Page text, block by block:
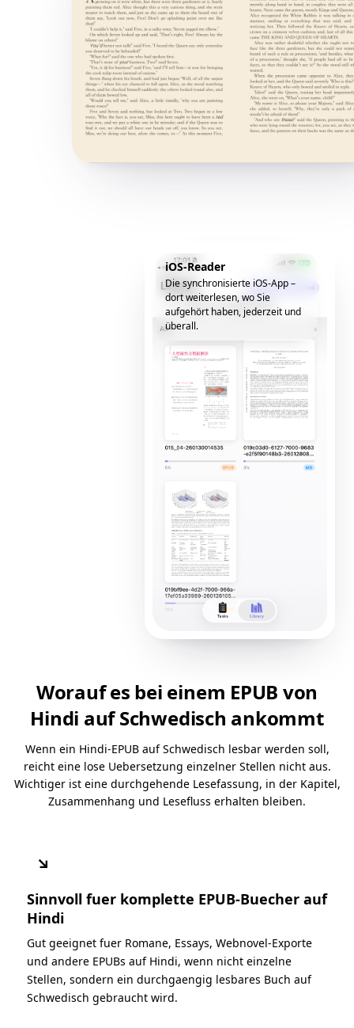
iOS-Reader
Die synchronisierte iOS-App –
dort weiterlesen, wo Sie
aufgehört haben, jederzeit und
überall.
Worauf es bei einem EPUB von
Hindi auf Schwedisch ankommt
Wenn ein Hindi-EPUB auf Schwedisch lesbar werden soll,
reicht eine lose Uebersetzung einzelner Stellen nicht aus.
Wichtiger ist eine durchgehende Lesefassung, in der Kapitel,
Zusammenhang und Lesefluss erhalten bleiben.
↘
Sinnvoll fuer komplette EPUB-Buecher auf
Hindi
Gut geeignet fuer Romane, Essays, Webnovel-Exporte
und andere EPUBs auf Hindi, wenn nicht einzelne
Stellen, sondern ein durchgaengig lesbares Buch auf
Schwedisch gebraucht wird.